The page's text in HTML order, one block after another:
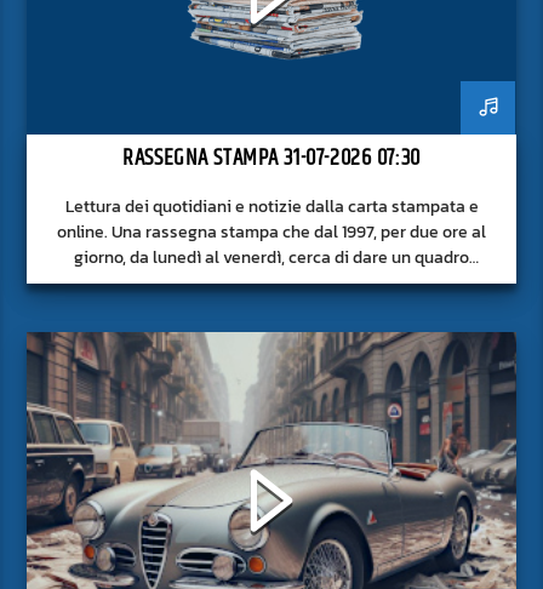
RASSEGNA STAMPA 31-07-2026 07:30
Lettura dei quotidiani e notizie dalla carta stampata e
online. Una rassegna stampa che dal 1997, per due ore al
giorno, da lunedì al venerdì, cerca di dare un quadro
approfondito delle notizie del giorno, senza fermarsi alla